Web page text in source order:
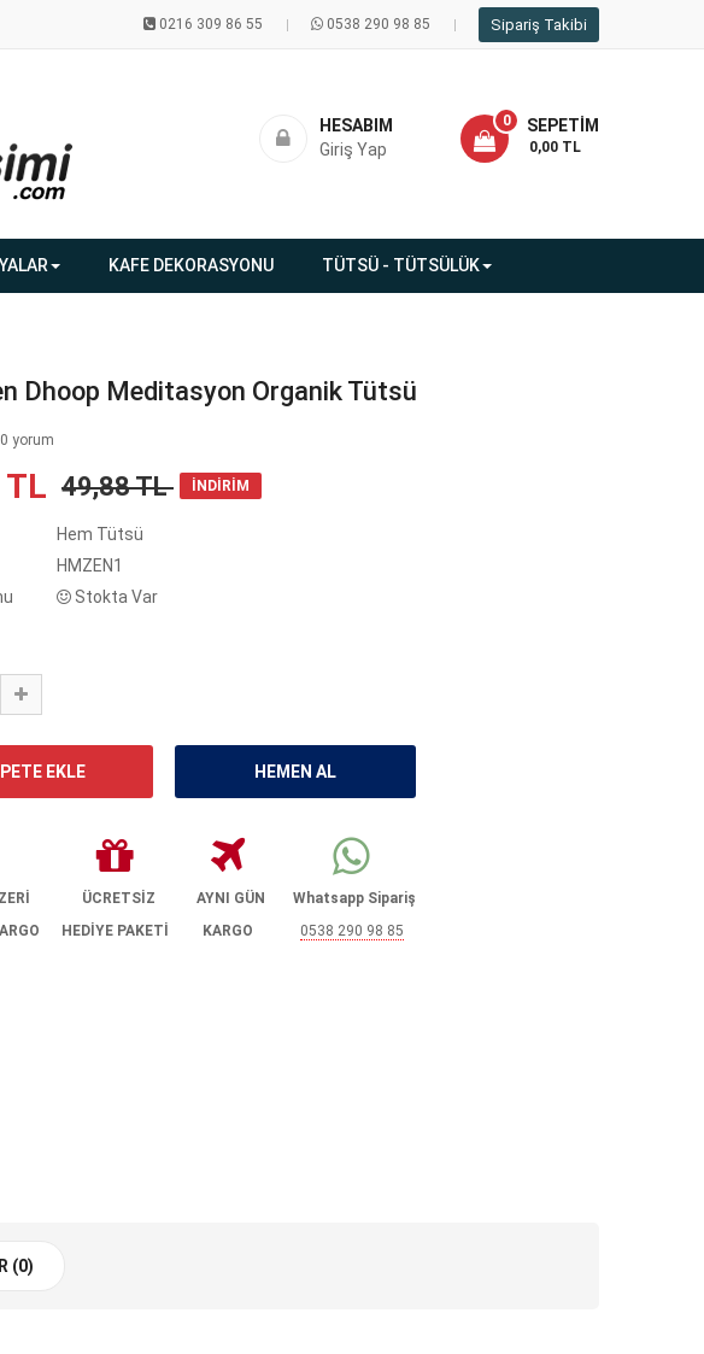
0216 309 86 55 0538 290 98 85 Sipariş Takibi
SEPETIM
0
- 0,00 TL
HESABIM
Giriş Yap
KAFE DEKORASYONU TÜTSÜ - TÜTSÜLÜK
Dhoop Meditasyon Organik Tütsü
0 yorum
49,88 TL İNDİRİM
Hem Tütsü
HMZEN1
Stokta Var
ÜCRETSİZ
HEDİYE PAKETİ
AYNI GÜN
KARGO
Whatsapp Sipariş
0538 290 98 85
(0)